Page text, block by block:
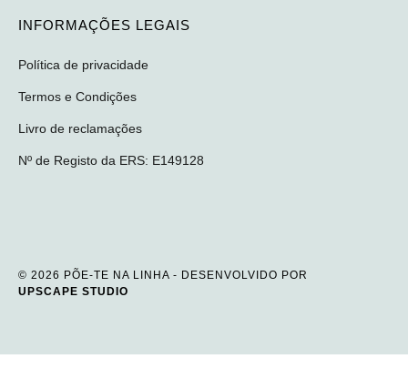
INFORMAÇÕES LEGAIS
Política de privacidade
Termos e Condições
Livro de reclamações
Nº de Registo da ERS: E149128
© 2026 PÕE-TE NA LINHA - DESENVOLVIDO POR
UPSCAPE STUDIO